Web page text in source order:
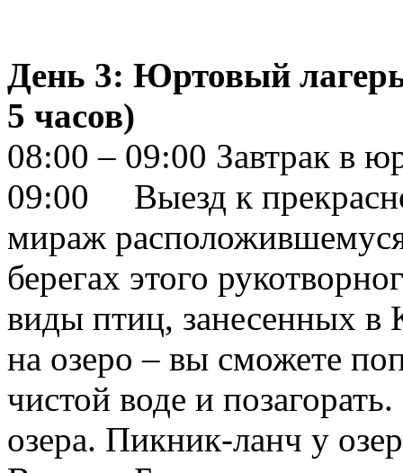
День 3: Юртовый
5 часов)
08:00 – 09:00 Завтрак в
09:00 Выезд к
мираж
берегах этого
виды птиц, занесенных
на озеро – вы сможете
чистой воде и
озера. Пикник-ланч у